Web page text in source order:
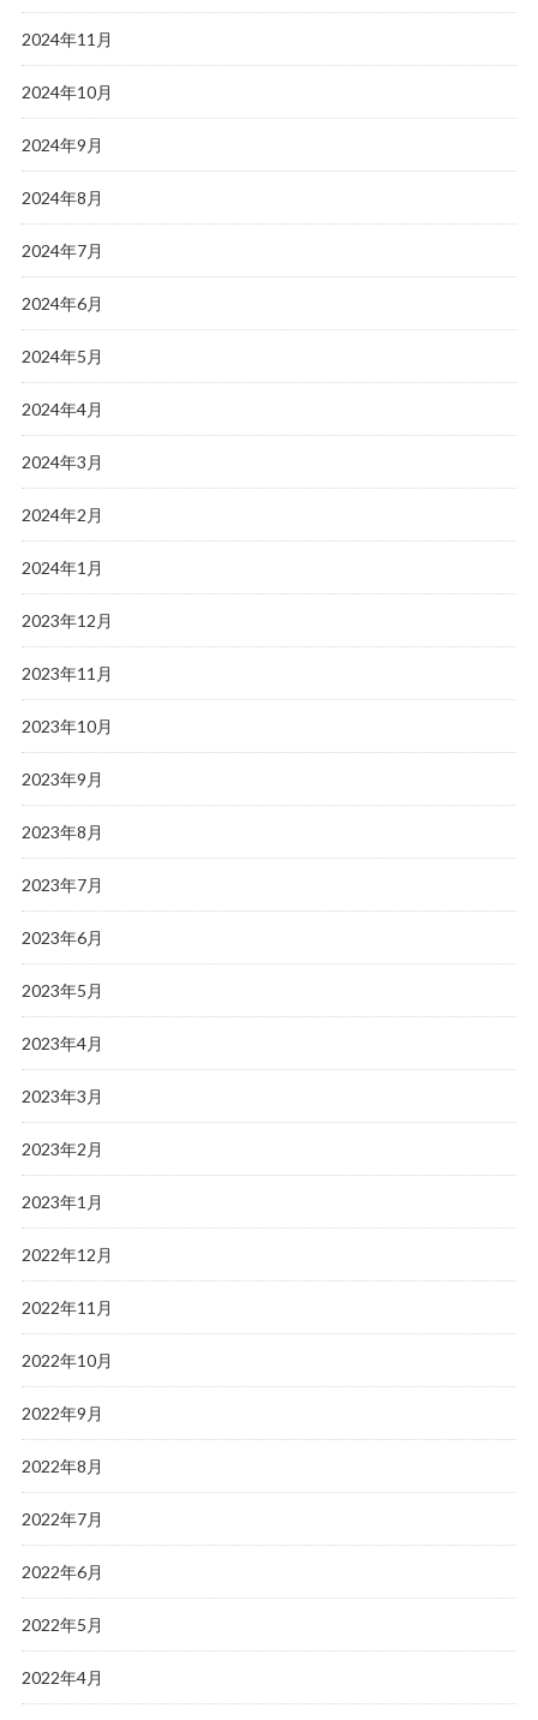
2024年11月
2024年10月
2024年9月
2024年8月
2024年7月
2024年6月
2024年5月
2024年4月
2024年3月
2024年2月
2024年1月
2023年12月
2023年11月
2023年10月
2023年9月
2023年8月
2023年7月
2023年6月
2023年5月
2023年4月
2023年3月
2023年2月
2023年1月
2022年12月
2022年11月
2022年10月
2022年9月
2022年8月
2022年7月
2022年6月
2022年5月
2022年4月